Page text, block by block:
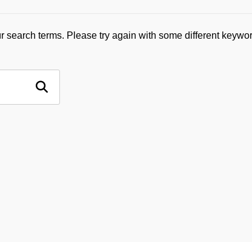
search terms. Please try again with some different